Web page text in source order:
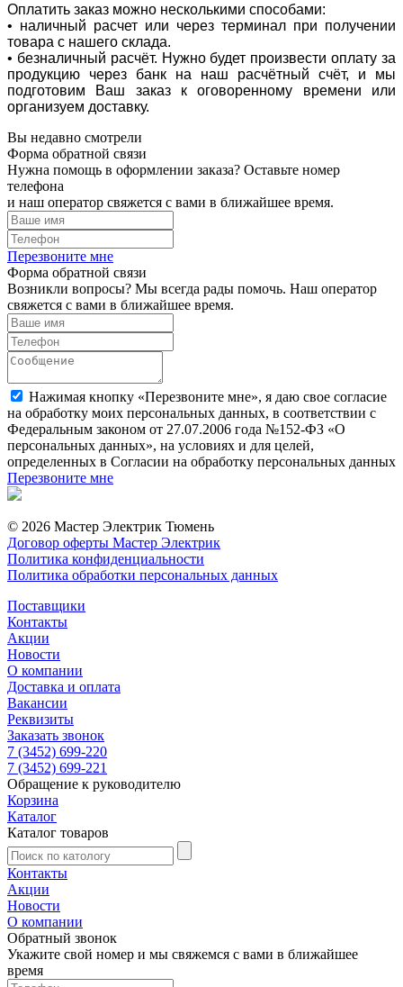
Оплатить заказ можно несколькими способами:
• наличный расчет или через терминал при получении
товара с нашего склада.
• безналичный расчёт. Нужно будет произвести оплату за
продукцию через банк на наш расчётный счёт, и мы
подготовим Ваш заказ к оговоренному времени или
организуем доставку.
Вы недавно смотрели
Форма обратной связи
Нужна помощь в оформлении заказа? Оставьте номер
телефона
и наш оператор свяжется с вами в ближайшее время.
Перезвоните мне
Форма обратной связи
Возникли вопросы? Мы всегда рады помочь. Наш оператор
свяжется с вами в ближайшее время.
Нажимая кнопку «Перезвоните мне», я даю свое согласие
на обработку моих персональных данных, в соответствии с
Федеральным законом от 27.07.2006 года №152-ФЗ «О
персональных данных», на условиях и для целей,
определенных в Согласии на обработку персональных данных
Перезвоните мне
© 2026 Мастер Электрик Тюмень
Договор оферты Мастер Электрик
Политика конфиденциальности
Политика обработки персональных данных
Поставщики
Контакты
Акции
Новости
О компании
Доставка и оплата
Вакансии
Реквизиты
Заказать звонок
7 (3452) 699-220
7 (3452) 699-221
Обращение к руководителю
Корзина
Каталог
Каталог товаров
Контакты
Акции
Новости
О компании
Обратный звонок
Укажите свой номер и мы свяжемся с вами в ближайшее
время